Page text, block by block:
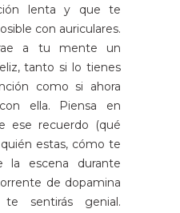
lenta y que te
con auriculares.
a tu mente un
tanto si lo tienes
como si ahora
ella. Piensa en
ese recuerdo (qué
estas, cómo te
la escena durante
de dopamina
sentirás genial.